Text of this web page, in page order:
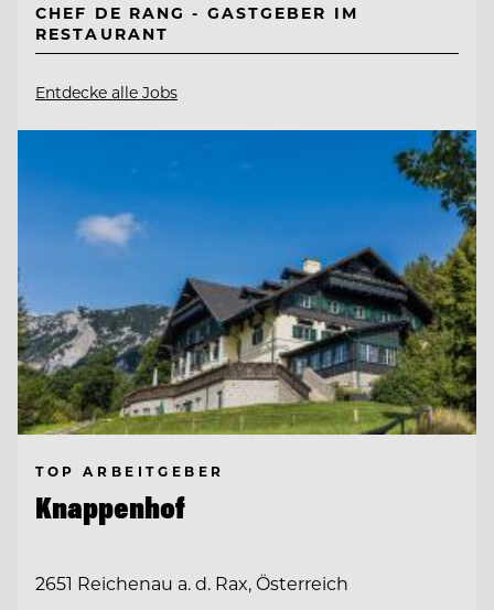
CHEF DE RANG - GASTGEBER IM
RESTAURANT
Entdecke alle Jobs
TOP ARBEITGEBER
Knappenhof
2651 Reichenau a. d. Rax, Österreich